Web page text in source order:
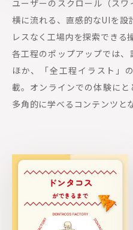
ユーザーのスクロール（ス
横に流れる、直感的なUIを設
レスなく工場内を探索できる
各工程のポップアップでは
ほか、「全工程イラスト」
載。オンラインでの体験に
多角的に学べるコンテンツと